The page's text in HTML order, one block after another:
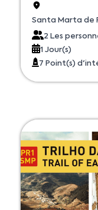
Santa Marta de
2 Les
1 Jour(s)
7 Point(s)